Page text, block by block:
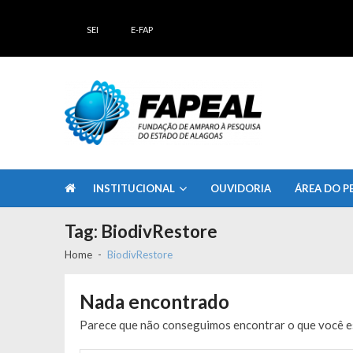
SEI E-FAP
INSTITUCIONAL OUVIDORIA ÁREA DO
Tag: BiodivRestore
Home BiodivRestore
Nada encontrado
Parece que não conseguimos encontrar o que você